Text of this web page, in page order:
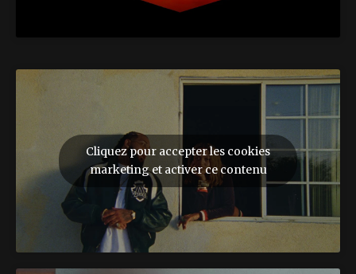
Cliquez pour accepter les cookies
marketing et activer ce contenu